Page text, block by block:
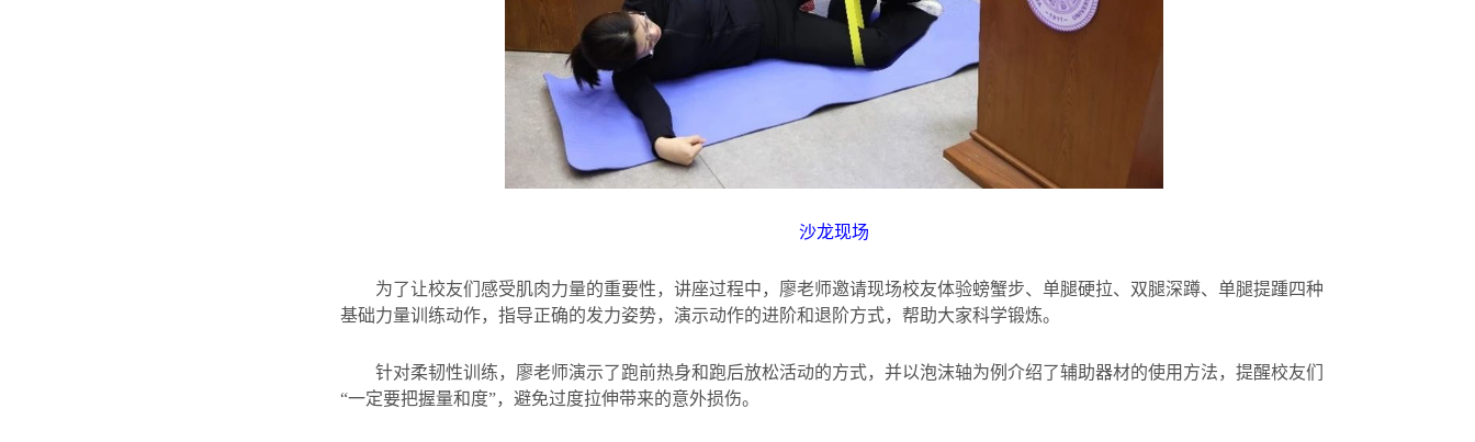
沙龙现场
为了让校友们感受肌肉力量的重要性，讲座过程中，廖老师邀请现场校友体验螃蟹步、单腿硬拉、双腿深蹲、单腿提踵四种
基础力量训练动作，指导正确的发力姿势，演示动作的进阶和退阶方式，帮助大家科学锻炼。
针对柔韧性训练，廖老师演示了跑前热身和跑后放松活动的方式，并以泡沫轴为例介绍了辅助器材的使用方法，提醒校友们
“一定要把握量和度”，避免过度拉伸带来的意外损伤。